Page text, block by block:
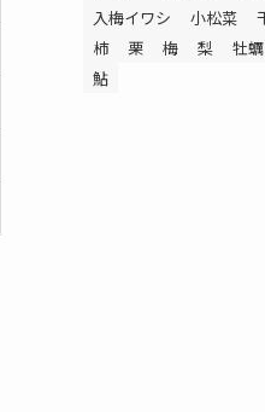
入梅イワシ
小松菜
柿
栗 梅 梨 牡蠣
鮎